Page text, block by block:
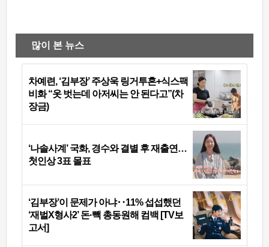
많이 본 뉴스
차예련, ‘김부장’ 주상욱 링거투혼+식스팩
비화 “옷 벗는데 아저씨는 안 된다고”(차
장금)
‘나솔사계’ 국화, 경수와 결별 후 재출연…
첫인상 3표 몰표
‘김부장’이 문제가 아냐‥11% 섭섭했던
‘재벌X형사2’ 돈·빽 총동원해 컴백 [TV보
고서]